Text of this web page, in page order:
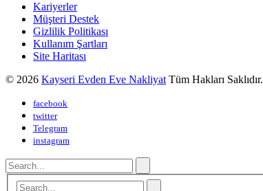
Kariyerler
Müşteri Destek
Gizlilik Politikası
Kullanım Şartları
Site Haritası
© 2026 Kayseri Evden Eve Nakliyat Tüm Hakları Saklıdır.
facebook
twitter
Telegram
instagram